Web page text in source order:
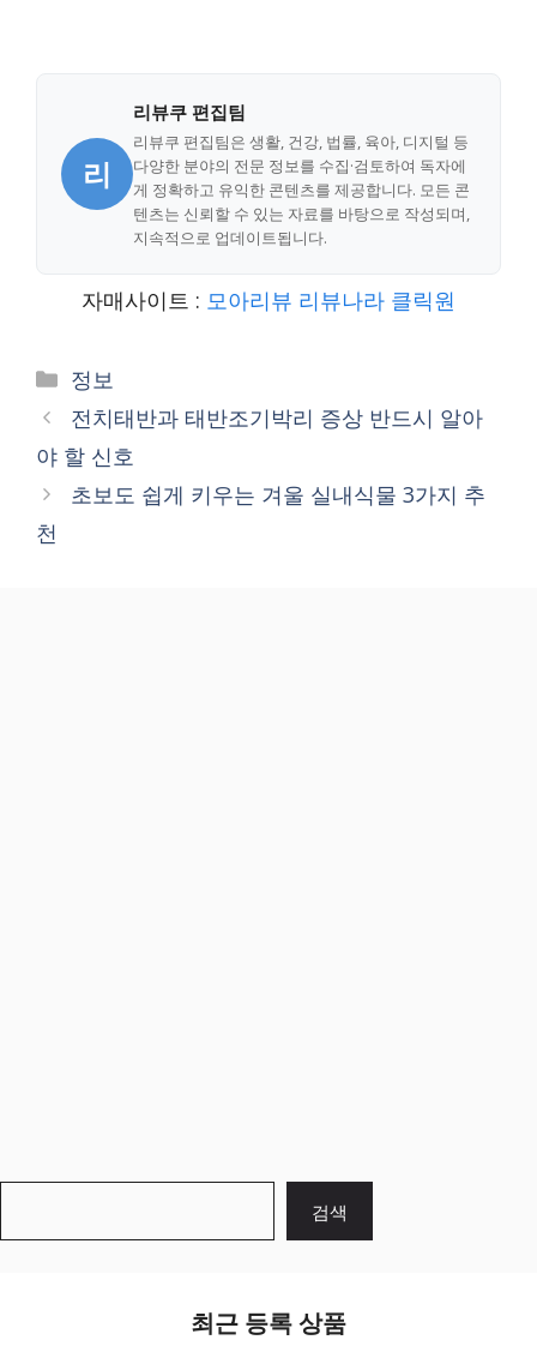
리
리뷰쿠 편집팀
리뷰쿠 편집팀은 생활, 건강, 법률, 육아, 디지털 등
다양한 분야의 전문 정보를 수집·검토하여 독자에
게 정확하고 유익한 콘텐츠를 제공합니다. 모든 콘
텐츠는 신뢰할 수 있는 자료를 바탕으로 작성되며,
지속적으로 업데이트됩니다.
자매사이트 : 모아리뷰 리뷰나라 클릭원
Categories
정보
전치태반과 태반조기박리 증상 반드시 알아
야 할 신호
초보도 쉽게 키우는 겨울 실내식물 3가지 추
천
검색
최근 등록 상품